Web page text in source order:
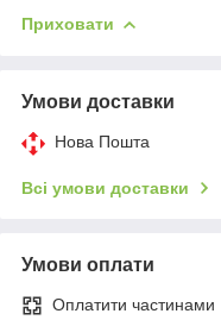
Приховати
Умови доставки
Нова Пошта
Всі умови доставки
Умови оплати
Оплатити частинами